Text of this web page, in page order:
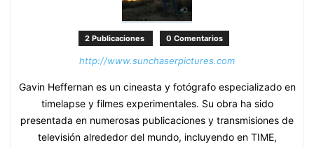
2 Publicaciones 0 Comentarios
http://www.sunchaserpictures.com
Gavin Heffernan es un cineasta y fotógrafo especializado en
timelapse y filmes experimentales. Su obra ha sido
presentada en numerosas publicaciones y transmisiones de
televisión alrededor del mundo, incluyendo en TIME,